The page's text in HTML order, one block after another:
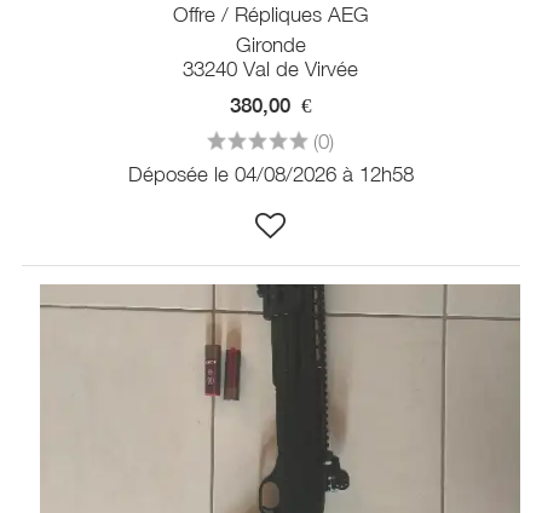
Offre / Répliques AEG
Gironde
33240 Val de Virvée
380,00 €
(0)
Déposée le 04/08/2026 à 12h58